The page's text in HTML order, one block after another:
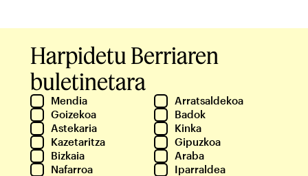
Harpidetu Berriaren
buletinetara
Mendia
Arratsaldekoa
Goizekoa
Badok
Astekaria
Kinka
Kazetaritza
Gipuzkoa
Bizkaia
Araba
Nafarroa
Iparraldea